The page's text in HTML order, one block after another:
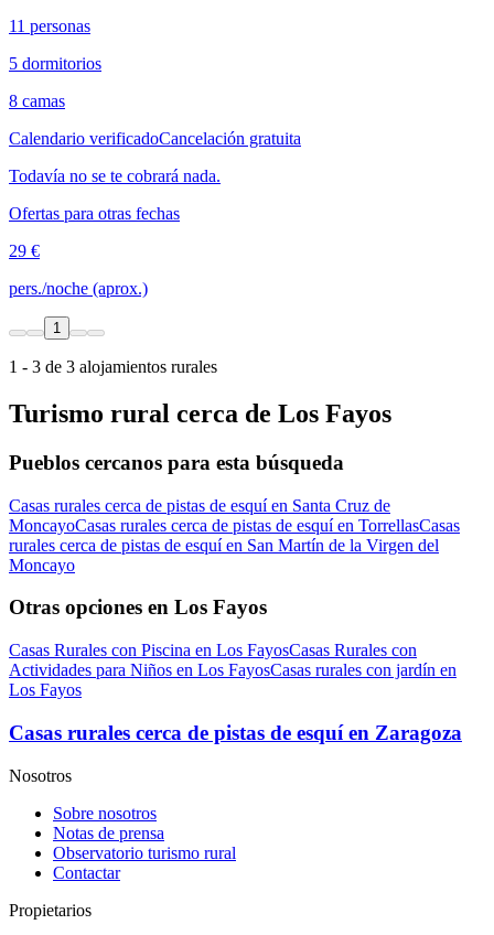
11 personas
5 dormitorios
8 camas
Calendario verificadoCancelación gratuita
Todavía no se te cobrará nada.
Ofertas para otras fechas
29 €
pers./noche (aprox.)
1
1 - 3 de 3 alojamientos rurales
Turismo rural cerca de Los Fayos
Pueblos cercanos para esta búsqueda
Casas rurales cerca de pistas de esquí en Santa Cruz de
MoncayoCasas rurales cerca de pistas de esquí en TorrellasCasas
rurales cerca de pistas de esquí en San Martín de la Virgen del
Moncayo
Otras opciones en Los Fayos
Casas Rurales con Piscina en Los FayosCasas Rurales con
Actividades para Niños en Los FayosCasas rurales con jardín en
Los Fayos
Casas rurales cerca de pistas de esquí en Zaragoza
Nosotros
Sobre nosotros
Notas de prensa
Observatorio turismo rural
Contactar
Propietarios